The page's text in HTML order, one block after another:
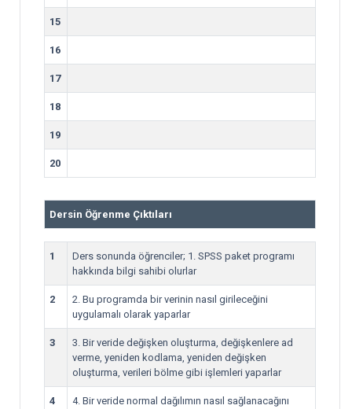
15
16
17
18
19
20
Dersin Öğrenme Çıktıları
1
Ders sonunda öğrenciler; 1. SPSS paket programı
hakkında bilgi sahibi olurlar
2
2. Bu programda bir verinin nasıl girileceğini
uygulamalı olarak yaparlar
3
3. Bir veride değişken oluşturma, değişkenlere ad
verme, yeniden kodlama, yeniden değişken
oluşturma, verileri bölme gibi işlemleri yaparlar
4
4. Bir veride normal dağılımın nasıl sağlanacağını